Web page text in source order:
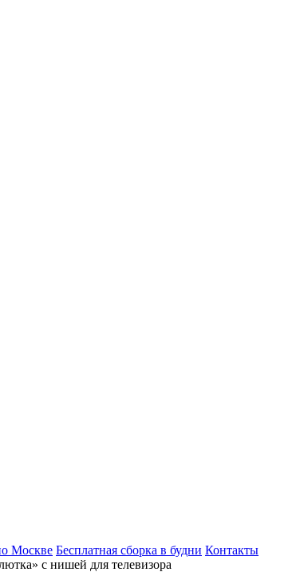
Москве Бесплатная сборка в будни Контакты
с нишей для телевизора